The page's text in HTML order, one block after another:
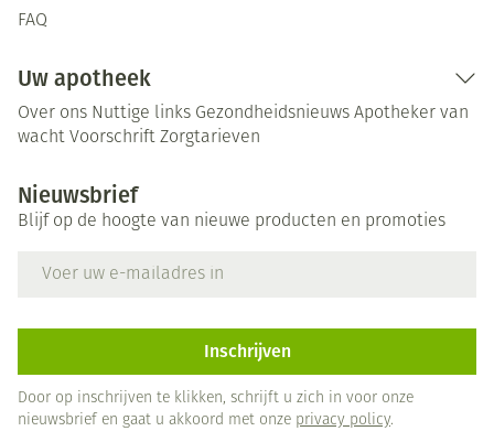
FAQ
Uw apotheek
Over ons Nuttige links Gezondheidsnieuws Apotheker van
wacht Voorschrift Zorgtarieven
Nieuwsbrief
Blijf op de hoogte van nieuwe producten en promoties
Inschrijven
Door op inschrijven te klikken, schrijft u zich in voor onze
nieuwsbrief en gaat u akkoord met onze privacy policy.